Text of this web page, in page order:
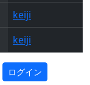
keiji
keiji
ログイン